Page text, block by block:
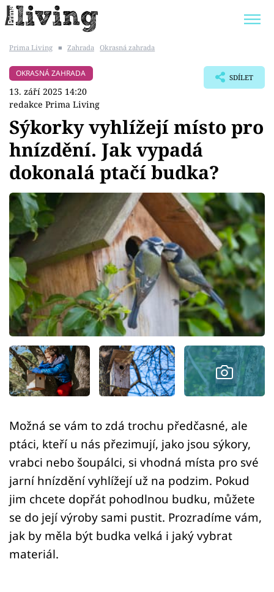
BYDLENÍ SLAVNÝCH
Témata
Bydlení
Zahrada
Design
Sledujte prima+
Přihlášení
Sledujte nás
Prima Living ■ Zahrada Okrasná zahrada
OKRASNÁ ZAHRADA
13. září 2025 14:20
redakce Prima Living
SDÍLET
Sýkorky vyhlížejí místo pro
hnízdění. Jak vypadá
dokonalá ptačí budka?
Možná se vám to zdá trochu předčasné, ale
ptáci, kteří u nás přezimují, jako jsou sýkory,
vrabci nebo šoupálci, si vhodná místa pro své
jarní hnízdění vyhlížejí už na podzim. Pokud
jim chcete dopřát pohodlnou budku, můžete
se do její výroby sami pustit. Prozradíme vám,
jak by měla být budka velká i jaký vybrat
materiál.